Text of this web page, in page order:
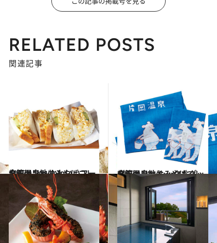
RELATED POSTS
関連記事
2017.1.26
全国温泉地おみやげコレクション ～かわいいフード篇～
旅＆お出かけ 2017.1.28
全国温泉地おみやげコレクション ～シックなグッズ篇～
旅＆お出かけ